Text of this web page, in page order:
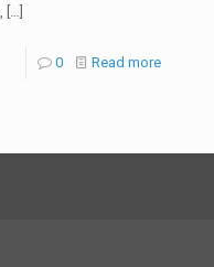
[…]
0 Read more